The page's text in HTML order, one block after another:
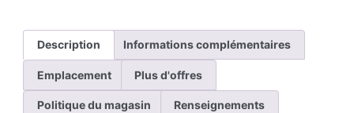
Description Informations complémentaires
Emplacement Plus d'offres
Politique du magasin Renseignements